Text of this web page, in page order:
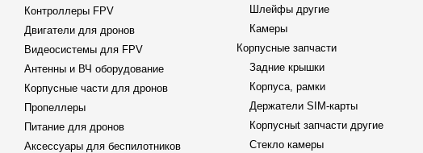
Контроллеры FPV
Двигатели для дронов
Видеосистемы для FPV
Антенны и ВЧ оборудование
Корпусные части для дронов
Пропеллеры
Питание для дронов
Аксессуары для беспилотников
Шлейфы другие
Камеры
Корпусные запчасти
Задние крышки
Корпуса, рамки
Держатели SIM-карты
Корпусныt запчасти другие
Стекло камеры